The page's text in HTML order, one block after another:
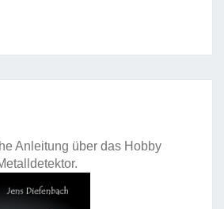
Anleitung über das Hobby